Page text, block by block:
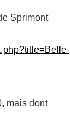
Sprimont
mais dont